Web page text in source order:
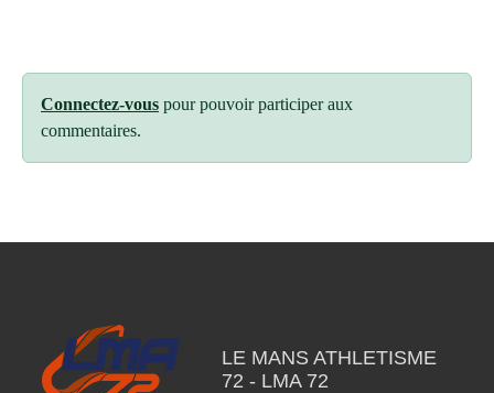
Connectez-vous pour pouvoir participer aux
commentaires.
LE MANS ATHLETISME
72 - LMA 72